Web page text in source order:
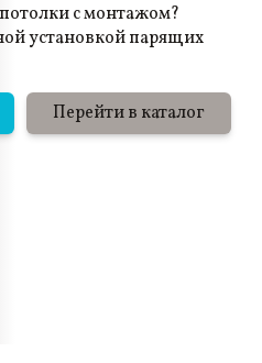
с монтажом?
установкой парящих
Перейти в каталог